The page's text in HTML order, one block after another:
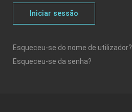
Iniciar sessão
Esqueceu-se do nome de utilizador?
Esqueceu-se da senha?